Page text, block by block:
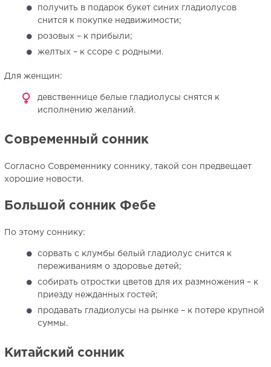
получить в подарок букет синих гладиолусов
снится к покупке недвижимости;
розовых – к прибыли;
желтых – к ссоре с родными.
Для женщин:
девственнице белые гладиолусы снятся к
исполнению желаний.
Современный сонник
Согласно Современнику соннику, такой сон предвещает
хорошие новости.
Большой сонник Фебе
По этому соннику:
сорвать с клумбы белый гладиолус снится к
переживаниям о здоровье детей;
собирать отростки цветов для их размножения – к
приезду нежданных гостей;
продавать гладиолусы на рынке – к потере крупной
суммы.
Китайский сонник